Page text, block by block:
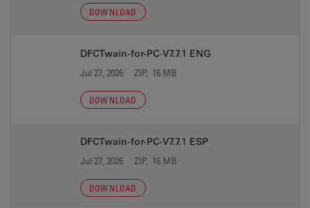
DOWNLOAD
DFCTwain-for-PC-V7.7.1 ENG
Jul 27, 2026 ZIP, 16 MB
DOWNLOAD
DFCTwain-for-PC-V7.7.1 ESP
Jul 27, 2026 ZIP, 16 MB
DOWNLOAD